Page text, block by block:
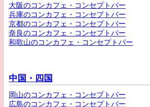
大阪のコンカフェ・コンセプトバー
兵庫のコンカフェ・コンセプトバー
京都のコンカフェ・コンセプトバー
奈良のコンカフェ・コンセプトバー
和歌山のコンカフェ・コンセプトバー
中国・四国
岡山のコンカフェ・コンセプトバー
広島のコンカフェ・コンセプトバー